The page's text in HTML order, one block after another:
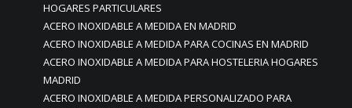
HOGARES PARTICULARES
ACERO INOXIDABLE A MEDIDA EN MADRID
ACERO INOXIDABLE A MEDIDA PARA COCINAS EN MADRID
ACERO INOXIDABLE A MEDIDA PARA HOSTELERIA HOGARES
MADRID
ACERO INOXIDABLE A MEDIDA PERSONALIZADO PARA